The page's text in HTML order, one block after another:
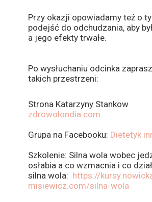
Przy okazji opowiadamy też o
podejść do odchudzania, aby
a jego efekty trwałe.
Po wysłuchaniu odcinka
takich przestrzeni:
Strona Katarzyny Stankow
zdrowolondia.com
Grupa na Facebooku: Dietetyk
Szkolenie: Silna wola wobec
osłabia a co wzmacnia i co
silna wola: https://
misiewicz.com/silna-wola